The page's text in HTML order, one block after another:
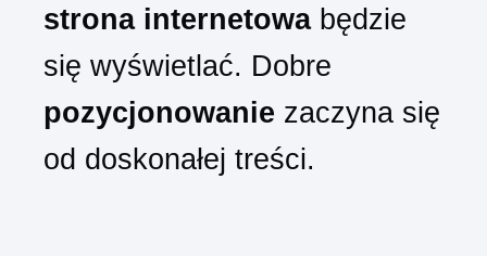
strona internetowabędzie
się wyświetlać. Dobre
pozycjonowanie zaczyna się
od doskonałej treści.